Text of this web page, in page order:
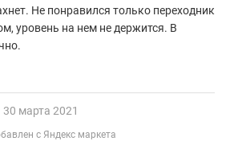
Не понравился только переходник
уровень на нем не держится. В
30 марта 2021
с Яндекс маркета